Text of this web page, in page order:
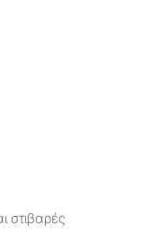
στιβαρές